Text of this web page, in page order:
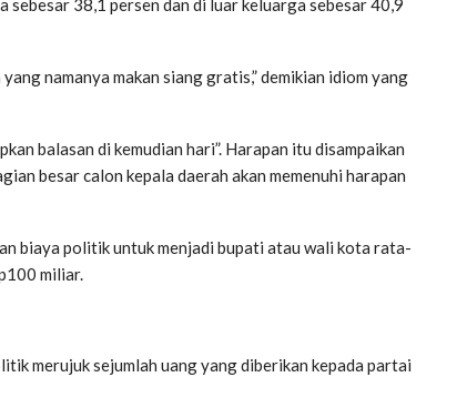
38,1 persen dan di luar keluarga sebesar 40,9
namanya makan siang gratis,” demikian idiom yang
balasan di kemudian hari”. Harapan itu disampaikan
besar calon kepala daerah akan memenuhi harapan
biaya politik untuk menjadi bupati atau wali kota rata-
miliar.
merujuk sejumlah uang yang diberikan kepada partai